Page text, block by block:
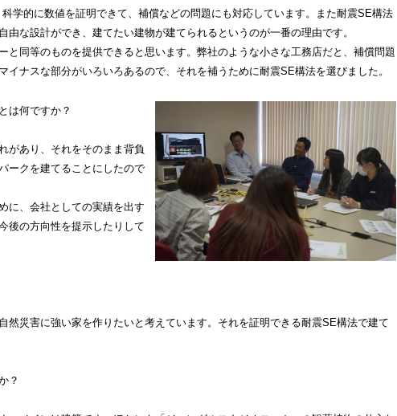
学的に数値を証明できて、補償などの問題にも対応しています。また耐震SE構法
由な設計ができ、建てたい建物が建てられるというのが一番の理由です。
と同等のものを提供できると思います。弊社のような小さな工務店だと、補償問題
イナスな部分がいろいろあるので、それを補うために耐震SE構法を選びました。
は何ですか？
があり、それをそのまま背負
ークを建てることにしたので
に、会社としての実績を出す
後の方向性を提示したりして
然災害に強い家を作りたいと考えています。それを証明できる耐震SE構法で建て
？